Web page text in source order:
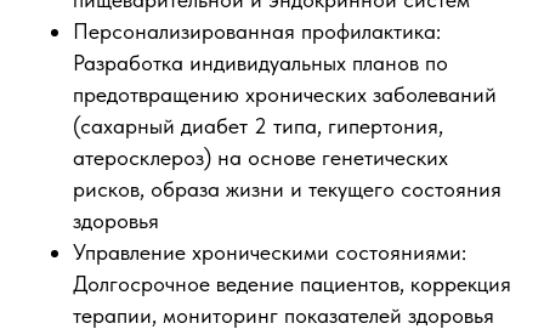
Персонализированная профилактика:
Разработка индивидуальных планов по
предотвращению хронических заболеваний
(сахарный диабет 2 типа, гипертония,
атеросклероз) на основе генетических
рисков, образа жизни и текущего состояния
здоровья
Управление хроническими состояниями:
Долгосрочное ведение пациентов, коррекция
терапии, мониторинг показателей здоровья